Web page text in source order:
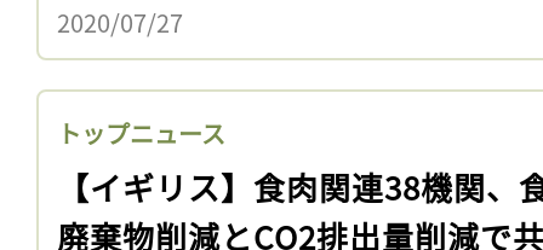
2020/07/27
トップニュース
【イギリス】食肉関連38機関、
廃棄物削減とCO2排出量削減で